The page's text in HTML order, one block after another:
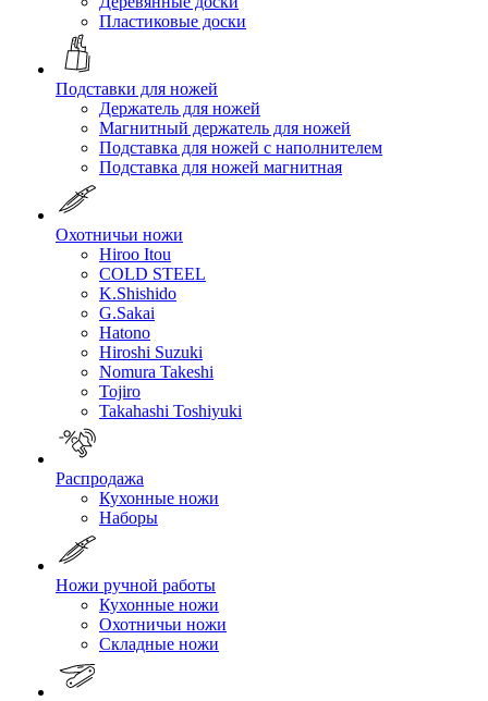
Пластиковые доски
Подставки для ножей
Держатель для ножей
Магнитный держатель для ножей
Подставка для ножей с наполнителем
Подставка для ножей магнитная
Охотничьи ножи
Hiroo Itou
COLD STEEL
K.Shishido
G.Sakai
Hatono
Hiroshi Suzuki
Nomura Takeshi
Tojiro
Takahashi Toshiyuki
Распродажа
Кухонные ножи
Наборы
Ножи ручной работы
Кухонные ножи
Охотничьи ножи
Складные ножи